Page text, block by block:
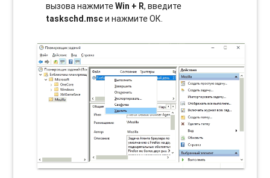
вызова нажмитеWin + R, введите
taskschd.mscи нажмите ОК.